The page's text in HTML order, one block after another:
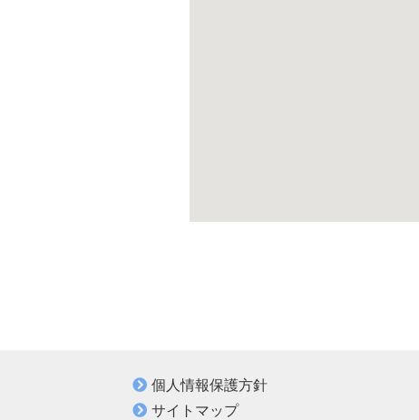
個人情報保護方針
サイトマップ